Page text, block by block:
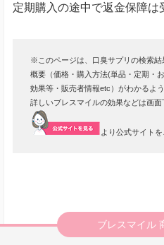
定期購入の途中で返金保障は
※このページは、口臭サプリの検索
概要（価格・購入方法(単品・定期・
効果等・販売者情報etc）がわかるよ
詳しいブレスマイルの効果などは画
より公式サイトを
ブレスマイル